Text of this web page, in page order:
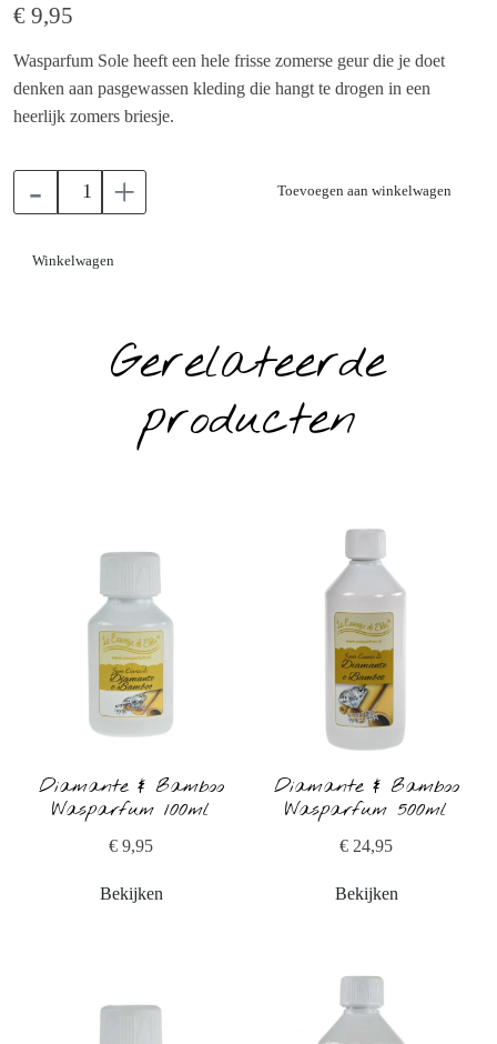
€ 9,95
Wasparfum Sole heeft een hele frisse zomerse geur die je doet
denken aan pasgewassen kleding die hangt te drogen in een
heerlijk zomers briesje.
- + Toevoegen aan winkelwagen
Winkelwagen
Gerelateerde
producten
Diamante & Bamboo
Wasparfum 100ml
€ 9,95
Bekijken
Diamante & Bamboo
Wasparfum 500ml
€ 24,95
Bekijken